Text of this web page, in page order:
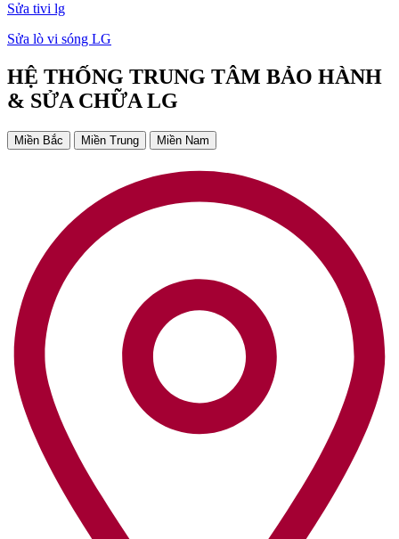
Sửa tivi lg
Sửa lò vi sóng LG
HỆ THỐNG TRUNG TÂM BẢO HÀNH
& SỬA CHỮA LG
Miền Bắc Miền Trung Miền Nam